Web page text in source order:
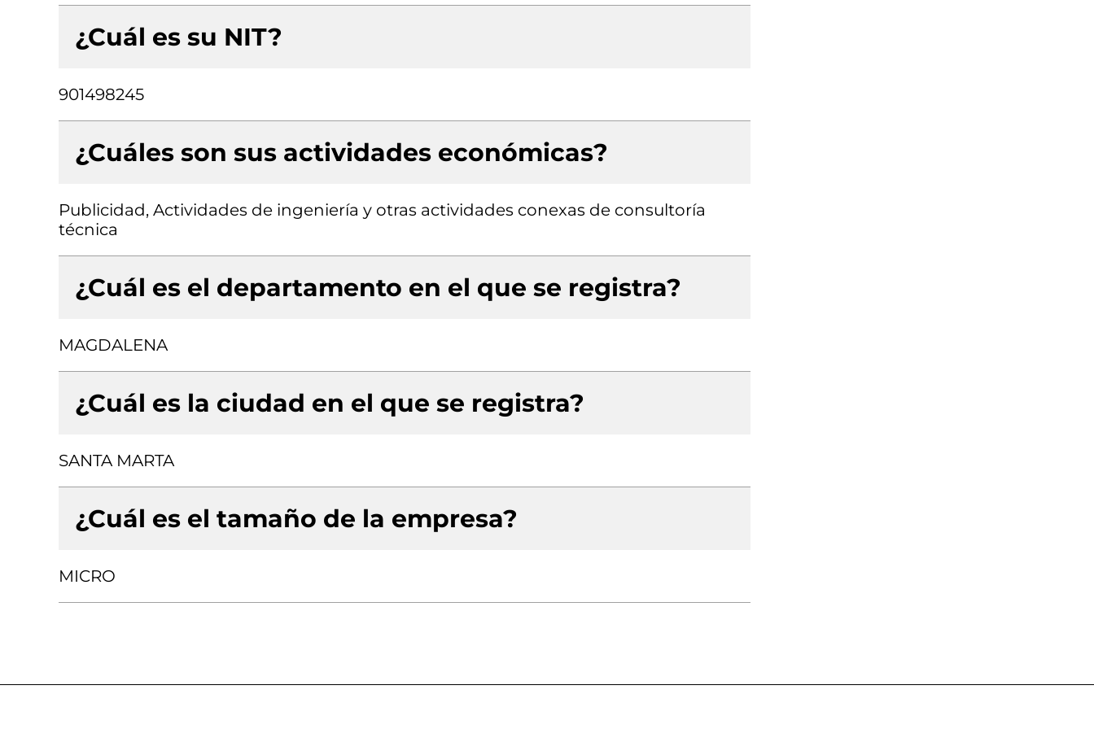
¿Cuál es su NIT?
901498245
¿Cuáles son sus actividades económicas?
Publicidad, Actividades de ingeniería y otras actividades conexas de consultoría
técnica
¿Cuál es el departamento en el que se registra?
MAGDALENA
¿Cuál es la ciudad en el que se registra?
SANTA MARTA
¿Cuál es el tamaño de la empresa?
MICRO